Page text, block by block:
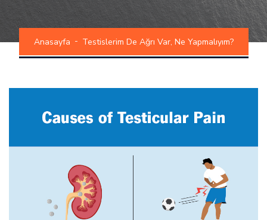
Anasayfa Testislerim De Ağrı Var, Ne Yapmalıyım?